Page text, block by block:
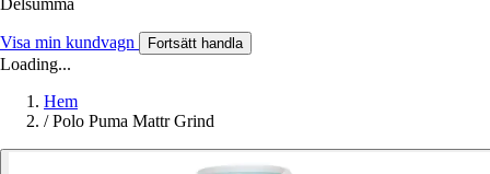
Visa min kundvagn Fortsätt handla
Loading...
Hem
/ Polo Puma Mattr Grind